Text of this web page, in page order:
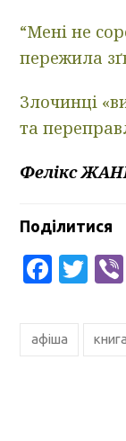
“Мені не
пережила
Злочинці
та
Фелікс
Поділитися
афіша книга